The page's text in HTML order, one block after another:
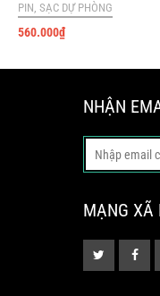
PIN, SẠC DỰ PHÒNG
560.000₫
NHẬN
MẠNG XÃ